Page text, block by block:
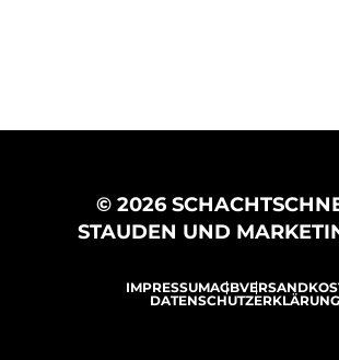
© 2026
STAUDEN UND
IMPRESSUMAGB
DATENSCHUTZERKLÄRUNG